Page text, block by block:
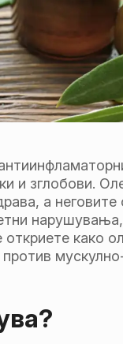
и зглобови.
а
како